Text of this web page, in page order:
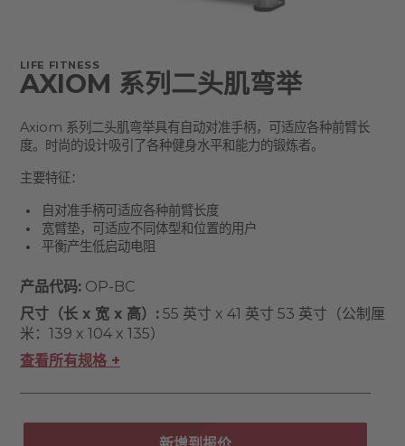
LIFE FITNESS
AXIOM 系列二头肌弯举
Axiom 系列二头肌弯举具有自动对准手柄，可适应各种前臂长
度。时尚的设计吸引了各种健身水平和能力的锻炼者。
主要特征：
自对准手柄可适应各种前臂长度
宽臂垫，可适应不同体型和位置的用户
平衡产生低启动电阻
产品代码:OP-BC
尺寸（长 x 宽 x 高）:55 英寸 x 41 英寸 53 英寸（公制厘
米：139 x 104 x 135）
查看所有规格 +